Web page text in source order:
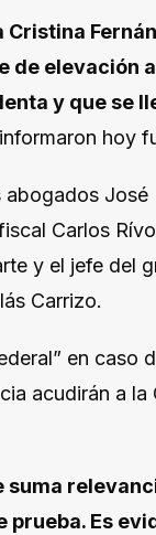
de elevación
y que se
hoy
Carlos
y el jefe del
Carrizo.
en caso
acudirán a
Es